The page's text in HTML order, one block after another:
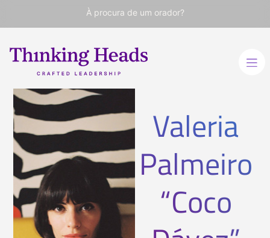
À procura de um orador?
Valeria
Palmeiro
“Coco